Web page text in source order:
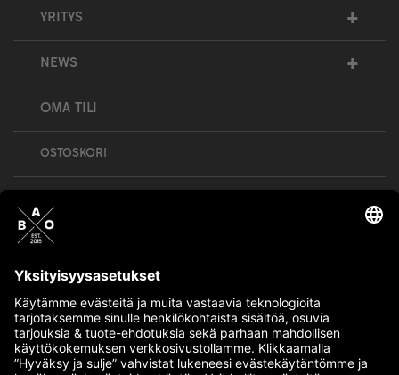
YRITYS +
NEWS +
OMA TILI
OSTOSKORI
Bull’s All Out is social – follow us and show
your passion!